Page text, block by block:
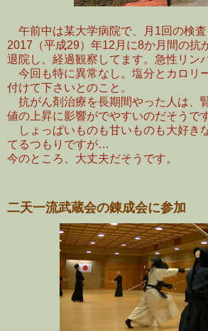
午前中は某大学病院で、月1回の検査
2017（平成29）年12月に8か月間の抗
退院し、経過観察してます。急性リン
今回も特に異常なし。塩分とカロリ
付けて下さいとのこと。
抗がん剤治療を長期間やった人は、
値の上昇に影響がでやすいのだそうです
しょっぱいものも甘いものも大好き
てるつもりですが…
今のところ、大丈夫だそうです。
二天一流武蔵会の錬成会に参加